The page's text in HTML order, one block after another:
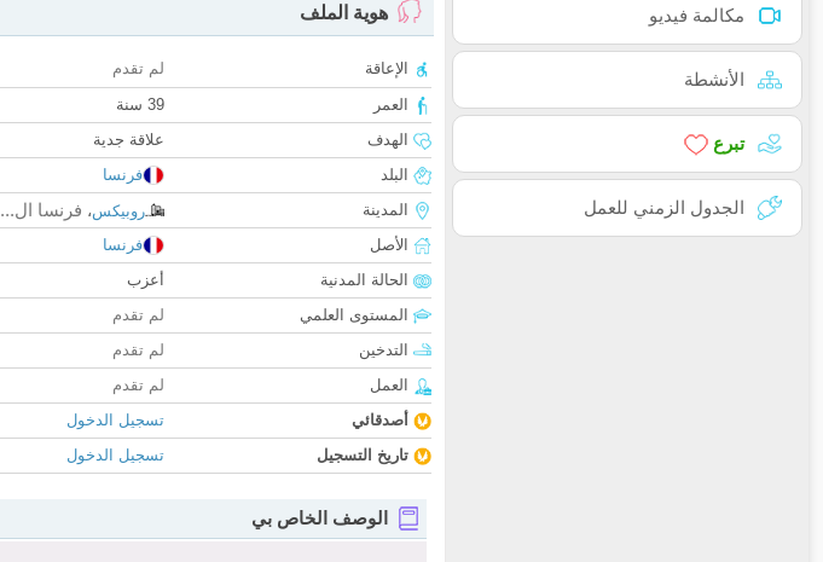
مكالمة فيديو
الأنشطة
تبرع
الجدول الزمني للعمل
هوية الملف
الإعاقة
لم تقدم
العمر
39 سنة
الهدف
علاقة جدية
البلد
فرنسا
المدينة
روبيكس، فرنسا ال...
الأصل
فرنسا
الحالة المدنية
أعزب
المستوى العلمي
لم تقدم
التدخين
لم تقدم
العمل
لم تقدم
أصدقائي
تسجيل الدخول
تاريخ التسجيل
تسجيل الدخول
الوصف الخاص بي